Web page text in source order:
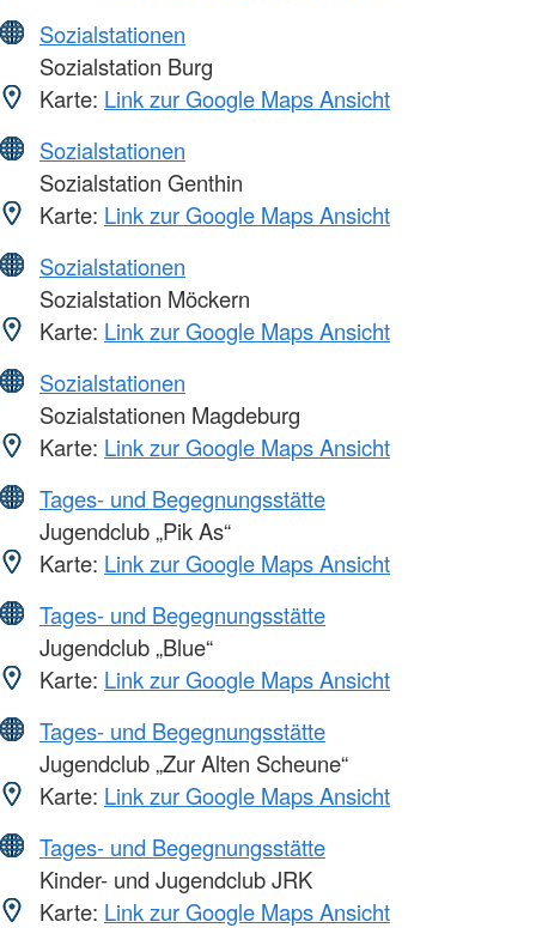
Sozialstationen
Sozialstation Burg
Karte: Link zur Google Maps Ansicht
Sozialstationen
Sozialstation Genthin
Karte: Link zur Google Maps Ansicht
Sozialstationen
Sozialstation Möckern
Karte: Link zur Google Maps Ansicht
Sozialstationen
Sozialstationen Magdeburg
Karte: Link zur Google Maps Ansicht
Tages- und Begegnungsstätte
Jugendclub „Pik As“
Karte: Link zur Google Maps Ansicht
Tages- und Begegnungsstätte
Jugendclub „Blue“
Karte: Link zur Google Maps Ansicht
Tages- und Begegnungsstätte
Jugendclub „Zur Alten Scheune“
Karte: Link zur Google Maps Ansicht
Tages- und Begegnungsstätte
Kinder- und Jugendclub JRK
Karte: Link zur Google Maps Ansicht